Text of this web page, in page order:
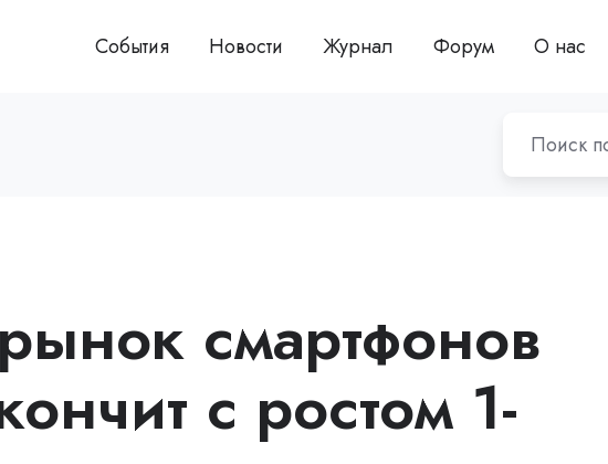
События Новости Журнал Форум О нас
смартфонов
с ростом 1-